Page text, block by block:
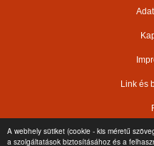
A webhely sütiket (cookie - kis méretű
a szolgáltatások biztosításához és a
Link és
Copyright © 2021.Vár-Köz Kft.